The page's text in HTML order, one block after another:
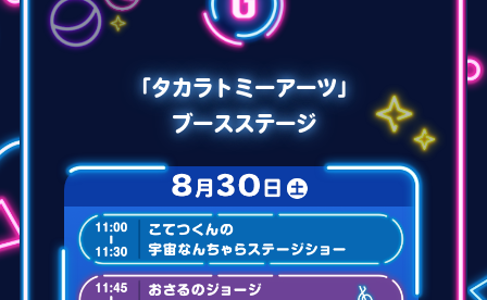
「タカラトミーアーツ」
ブースステージ